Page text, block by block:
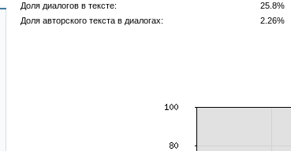
Доля диалогов в тексте:
25.8%
Доля авторского текста в диалогах:
2.26%